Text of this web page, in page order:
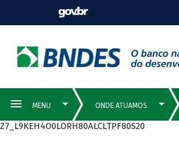
Z7_L9KEH4O0LORH80ALCLTPF80S20